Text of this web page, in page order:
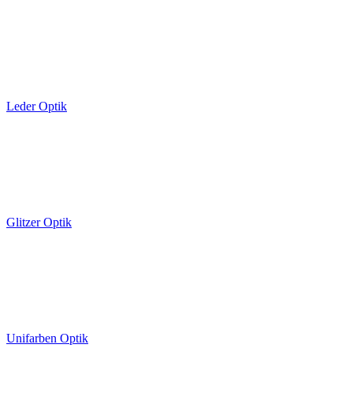
Leder Optik
Glitzer Optik
Unifarben Optik